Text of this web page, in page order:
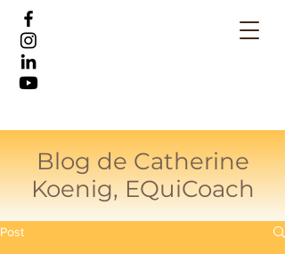
Post
Blog de Catherine
Koenig, EQuiCoach